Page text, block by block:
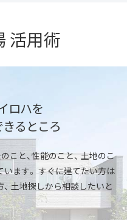
活用術
ロハを
きるところ
こと、性能のこと、土地のこ
ます。 すぐに建てたい方は
土地探しから相談したいと